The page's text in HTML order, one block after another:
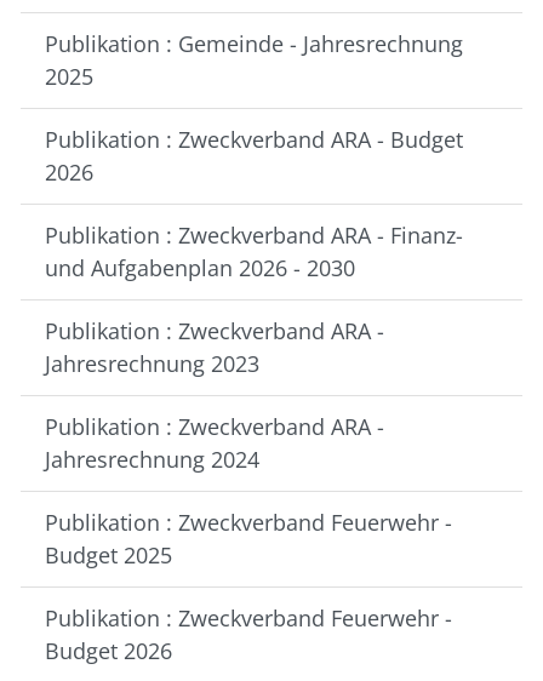
Publikation : Gemeinde - Jahresrechnung
2025
Publikation : Zweckverband ARA - Budget
2026
Publikation : Zweckverband ARA - Finanz-
und Aufgabenplan 2026 - 2030
Publikation : Zweckverband ARA -
Jahresrechnung 2023
Publikation : Zweckverband ARA -
Jahresrechnung 2024
Publikation : Zweckverband Feuerwehr -
Budget 2025
Publikation : Zweckverband Feuerwehr -
Budget 2026